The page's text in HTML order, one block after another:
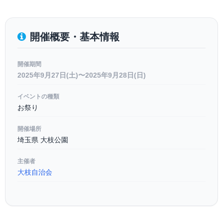
開催概要・基本情報
開催期間
2025年9月27日(土)〜2025年9月28日(日)
イベントの種類
お祭り
開催場所
埼玉県 大枝公園
主催者
大枝自治会